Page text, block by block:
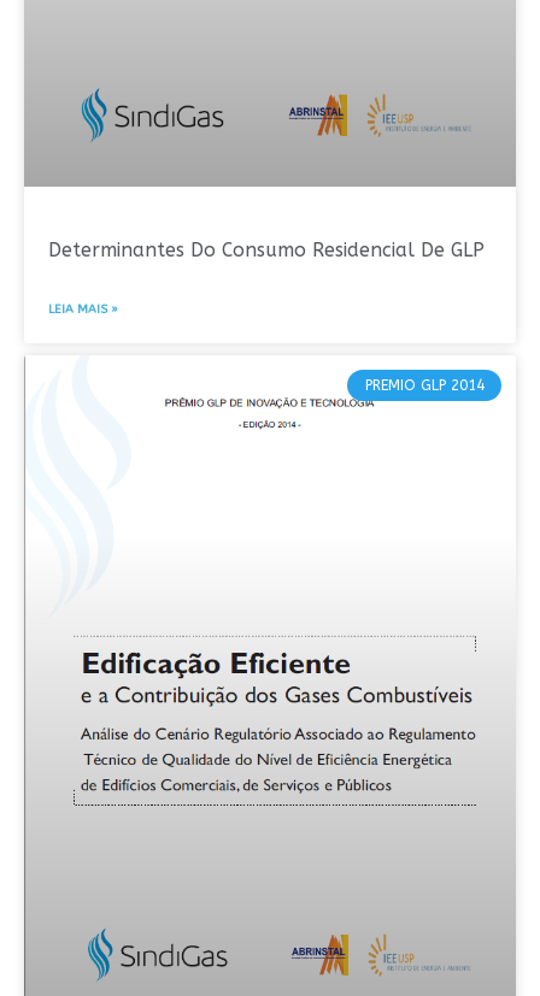
Determinantes Do Consumo Residencial De GLP
LEIA MAIS »
PREMIO GLP 2014